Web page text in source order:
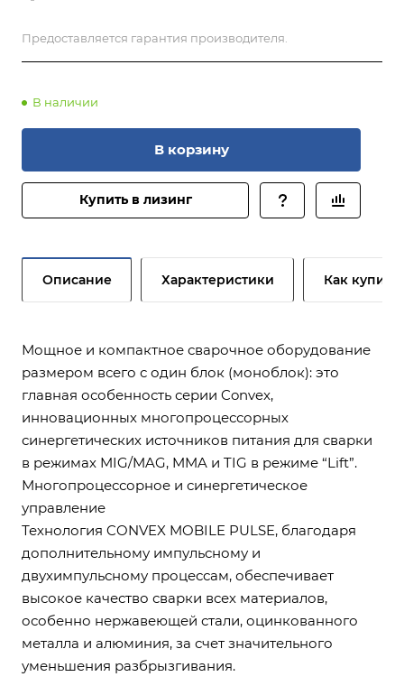
Предоставляется гарантия производителя.
В наличии
В корзину
Купить в лизинг
Описание Характеристики Как купить
Мощное и компактное сварочное оборудование
размером всего с один блок (моноблок): это
главная особенность серии Convex,
инновационных многопроцессорных
синергетических источников питания для сварки
в режимах MIG/MAG, MMA и TIG в режиме “Lift”.
Многопроцессорное и синергетическое
управление
Технология CONVEX MOBILE PULSE, благодаря
дополнительному импульсному и
двухимпульсному процессам, обеспечивает
высокое качество сварки всех материалов,
особенно нержавеющей стали, оцинкованного
металла и алюминия, за счет значительного
уменьшения разбрызгивания.